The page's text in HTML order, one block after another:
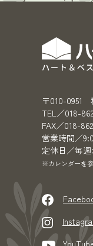
〒010-0951
TEL／018-
FAX／018-
営業時間／
定休日／毎
※カレンダーを